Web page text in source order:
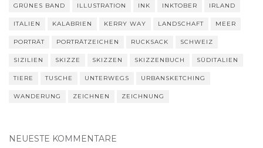
GRÜNES BAND ILLUSTRATION INK INKTOBER IRLAND
ITALIEN KALABRIEN KERRY WAY LANDSCHAFT MEER
PORTRÄT PORTRÄTZEICHEN RUCKSACK SCHWEIZ
SIZILIEN SKIZZE SKIZZEN SKIZZENBUCH SÜDITALIEN
TIERE TUSCHE UNTERWEGS URBANSKETCHING
WANDERUNG ZEICHNEN ZEICHNUNG
NEUESTE KOMMENTARE